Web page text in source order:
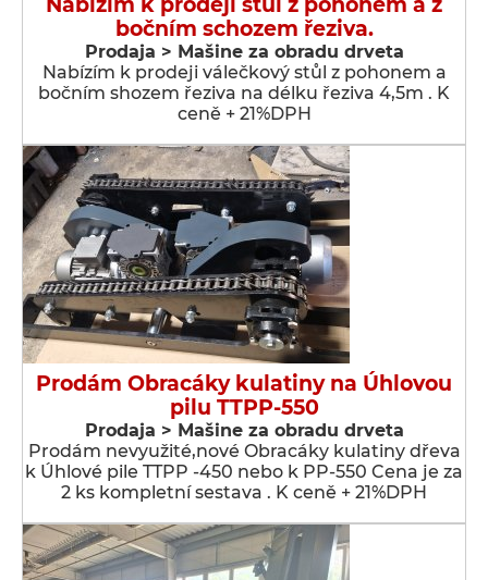
bočním schozem řeziva.
Prodaja > Мašine za obradu drveta
Nabízím k prodeji válečkový stůl z pohonem a
bočním shozem řeziva na délku řeziva 4,5m . K
ceně + 21%DPH
Prodám Obracáky kulatiny na Úhlovou
pilu TTPP-550
Prodaja > Мašine za obradu drveta
Prodám nevyužité,nové Obracáky kulatiny dřeva
k Úhlové pile TTPP -450 nebo k PP-550 Cena je za
2 ks kompletní sestava . K ceně + 21%DPH